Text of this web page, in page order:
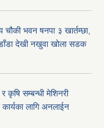
भवन षनपा ३ खार्तम्छा,
देखी नखुवा खोला सडक
कृषि सम्बन्धी मेशिनरी
लागि अनलाईन